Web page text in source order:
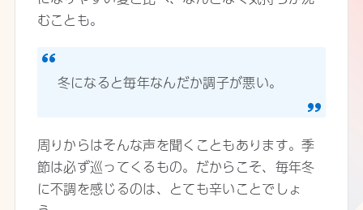
むことも。
冬になると毎年なんだか調子が悪い。
周りからはそんな声を聞くこともあります。季
節は必ず巡ってくるもの。だからこそ、毎年冬
に不調を感じるのは、とても辛いことでしょ